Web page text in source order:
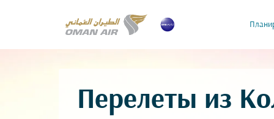
Перелеты из